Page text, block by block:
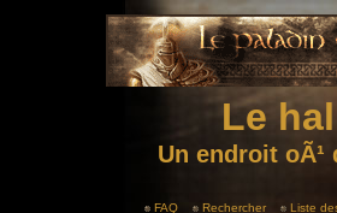
Le
Un endroit
FAQ Rechercher
Liste